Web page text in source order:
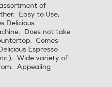
caffè: la macchina fa
al minute estraendo il
Sistema intelligente di
bisogno di cambiare
automaticamente la
di barcode 5 misure per le
Pressino caffè incorporato
Raccogli gocce
of
Easy to Use,
Delicious
Does not take
Comes
Espresso
Wide variety of
Appealing